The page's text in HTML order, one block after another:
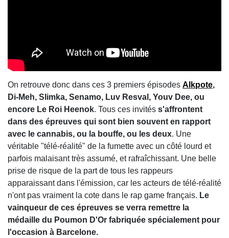
On retrouve donc dans ces 3 premiers épisodes Alkpote,
Di-Meh, Slimka, Senamo, Luv Resval, Youv Dee, ou
encore Le Roi Heenok. Tous ces invités s'affrontent
dans des épreuves qui sont bien souvent en rapport
avec le cannabis, ou la bouffe, ou les deux. Une
véritable "télé-réalité" de la fumette avec un côté lourd et
parfois malaisant très assumé, et rafraîchissant. Une belle
prise de risque de la part de tous les rappeurs
apparaissant dans l'émission, car les acteurs de télé-réalité
n'ont pas vraiment la cote dans le rap game français. Le
vainqueur de ces épreuves se verra remettre la
médaille du Poumon D'Or fabriquée spécialement pour
l'occasion à Barcelone.